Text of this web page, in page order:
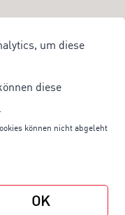
um diese
diese
können nicht abgeleht
OK
wir Sie regelmäßig über